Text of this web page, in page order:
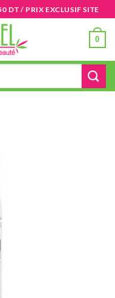
DT / PRIX EXCLUSIF SITE
0